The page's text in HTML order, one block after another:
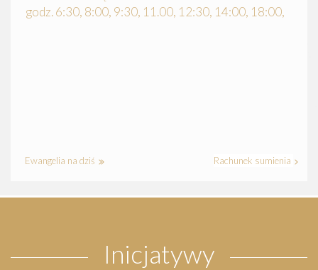
godz. 6:30, 8:00, 9:30, 11.00, 12:30, 14:00, 18:00,
Ewangelia na dziś Rachunek sumienia
Inicjatywy